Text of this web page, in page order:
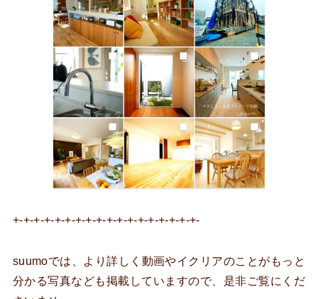
+-+-+-+-+-+-+-+-+-+-+-+-+-+-+-+-+-+-
suumoでは、より詳しく動画やイクリアのことがもっと
分かる写真なども掲載していますので、是非ご覧にくだ